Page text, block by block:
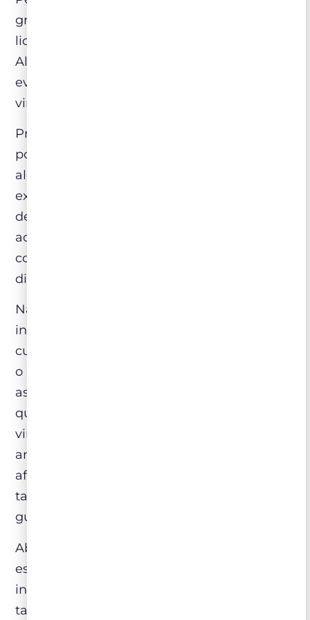
grupo Sogrape na década de 90 e hoje é
liderada pelo enólogo Luis Cabral de
Almeida, que veio a contribuir com a
evolução da qualidade e do estilo dos
vinhos.
Primeiro podemos indicar o “Trinca Bolotas“,
pois já no nome faz referência ao porquinho
alentejano, que se alimenta quase
exclusivamente das “bolotas”. O vinho se
destaca pela fruta viva, notas de especiarias,
acidez fresca e taninos perfeitamente
construídos, que funcionam muito bem com
diferentes estilos de pratos.
Na sequência, um vinho mais potente e
intenso, o Herdade do Peso Colheita. É o
cuidado na seleção das uvas que distingue
o “Colheita” na Herdade do Peso. Somente
as perfeitamente maduras, de sabor vivo,
que poderão dar volume e complexidade ao
vinho entram nessa seleção. Os meses de
amadurecimento na vinícola tratam de
afinar o vinho e polir seus taninos. Este
também é um vinho com bom potencial de
guarda.
Abaixo colocamos uma receita super
especial, que leva o Porco Preto como
ingrediente principal para você se aventurar
tanto na harmonização com os vinhos do